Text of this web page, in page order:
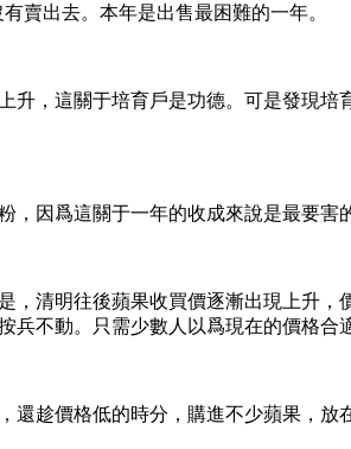
賣出去。本年是出售最困難的一年。
升，這關于培育戶是功德。可是發現
因爲這關于一年的收成來說是最要
，清明往後蘋果收買價逐漸出現上升
不動。只需少數人以爲現在的價格合
還趁價格低的時分，購進不少蘋果，